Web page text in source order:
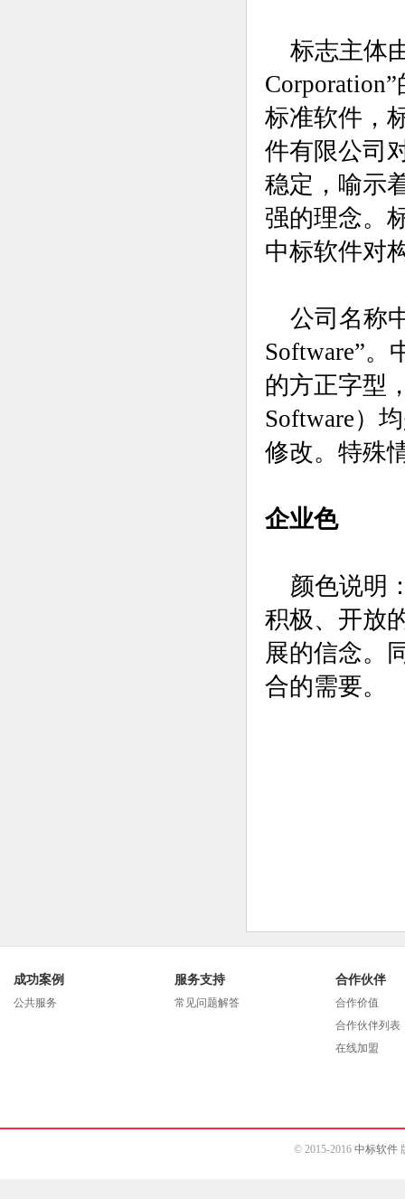
标志主体
标准软件，
件有限公司
稳定，喻示
强的理念。
中标软件对
公司名称
Software”
的方正字型
Software）
修改。特殊
企业色
颜色说明
积极、开放
展的信念。
合的需要。
成功案例
公共服务
服务支持
常见问题解答
合作伙伴
合作价值
合作伙伴列表
在线加盟
© 2015-2016 中标软件